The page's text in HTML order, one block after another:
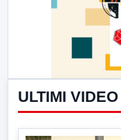
ULTIMI VIDEO